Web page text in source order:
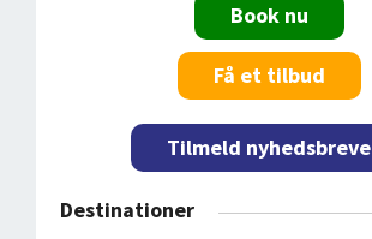
Book nu
Få et tilbud
Tilmeld nyhedsbreve
Destinationer